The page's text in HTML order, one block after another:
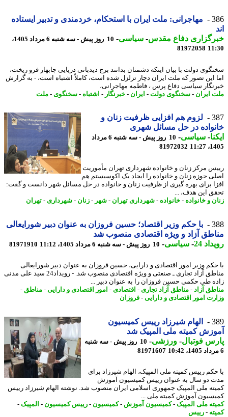
مهاجرانی: ملت ایران با استحکام، خردمندی و تدبیر ایستاده
دفاع مقدس-سیاسی-
10 روز پیش - سه شنبه 6 مرداد 1405،
81972058
دولت با بیان اینکه دشمنان بدانند برج دیدبانی دریایی چابهار فرو ریخت،
این تصور که ملت ایران دچار تزلزل شده است، کاملاً اشتباه است، - به گزارش
سیاسی دفاع پرس ، فاطمه مهاجرانی،
ایران - سخنگوی دولت-ایران - خبرنگار -اشتباه-سخنگوی-ملت
لزوم هم افزایی ظرفیت زنان و
در حل مسائل شهری
-سیاسی-
10 روز پیش - سه شنبه 6 مرداد
81972032
مرکز زنان و خانواده شهرداری تهران مأموریت
حوزه زنان و خانواده را ایجاد یک اکوسیستم هم
برای بهره گیری از ظرفیت زنان و خانواده در حل مسائل شهر دانست و گفت:
این هدف، ...
و خانواده- خانواده- شهرداری تهران- شهر -زنان -شهرداری- تهران
با حکم وزیر اقتصاد؛ حسین فروزان به عنوان دبیر شورایعالی
آزاد و ویژه اقتصادی منصوب شد
24
-سیاسی-10 روز پیش - سه شنبه 6 مرداد 1405، 11:12 81971910
وزیر امور اقتصادی و دارایی، حسین فروزان به عنوان دبیر شورایعالی
مناطق آزاد تجاری ـ صنعتی و ویژه اقتصادی منصوب شد. - رویداد24 سید علی مدنی
طی حکمی حسین فروزان را به عنوان دبیر ...
آزاد- مناطق آزاد تجاری- اقتصادی-امور اقتصادی و دارایی- مناطق-
امور اقتصادی و دارایی- فروزان
الهام شیرزاد رییس کمیسیون
کمیته ملی المپیک شد
فوتبال-ورزشی-
10 روز پیش - سه شنبه
81971607
رییس کمیته ملی المپیک، الهام شیرزاد برای
دو سال به عنوان رییس کمیسیون آموزش
ملی المپیک جمهوری اسلامی ایران منصوب شد. نوشته الهام شیرزاد رییس
آموزش کمیته ملی ...
ملی المپیک-کمیسیون آموزش-کمیسیون-رییس کمیسیون-المپیک-
-رییس